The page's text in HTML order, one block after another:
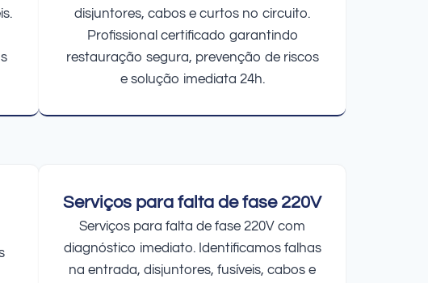
disjuntores, cabos e curtos no circuito.
Profissional certificado garantindo
restauração segura, prevenção de riscos
e solução imediata 24h.
Serviços para falta de fase 220V
Serviços para falta de fase 220V com
diagnóstico imediato. Identificamos falhas
na entrada, disjuntores, fusíveis, cabos e